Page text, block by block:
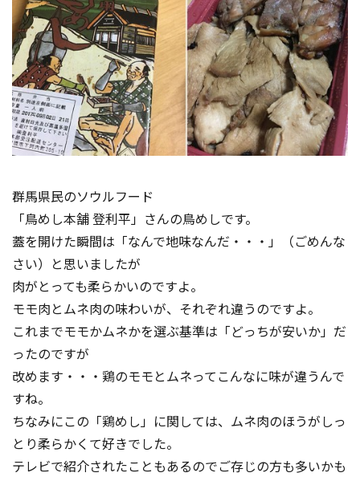
群馬県民のソウルフード
「鳥めし本舗 登利平」さんの鳥めしです。
蓋を開けた瞬間は「なんで地味なんだ・・・」（ごめんな
さい）と思いましたが
肉がとっても柔らかいのですよ。
モモ肉とムネ肉の味わいが、それぞれ違うのですよ。
これまでモモかムネかを選ぶ基準は「どっちが安いか」だ
ったのですが
改めます・・・鶏のモモとムネってこんなに味が違うんで
すね。
ちなみにこの「鶏めし」に関しては、ムネ肉のほうがしっ
とり柔らかくて好きでした。
テレビで紹介されたこともあるのでご存じの方も多いかも